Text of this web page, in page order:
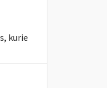
kurie